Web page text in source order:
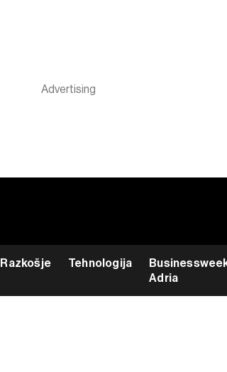
Razkošje Tehnologija
Adria